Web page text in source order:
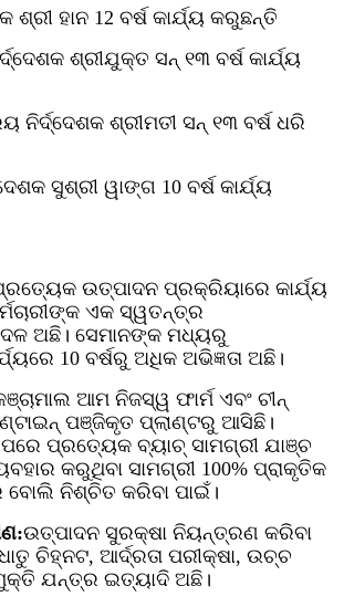
ହାନ 12 ବର୍ଷ କାର୍ଯ୍ୟ କରୁଛନ୍ତି
ଶ୍ରୀଯୁକ୍ତ ସନ୍ ୧୩ ବର୍ଷ କାର୍ଯ୍ୟ
ନିର୍ଦ୍ଦେଶକ ଶ୍ରୀମତୀ ସନ୍ ୧୩ ବର୍ଷ ଧରି
ସୁଶ୍ରୀ ୱାଙ୍ଗ 10 ବର୍ଷ କାର୍ଯ୍ୟ
ପ୍ରତ୍ୟେକ ଉତ୍ପାଦନ ପ୍ରକ୍ରିୟାରେ କାର୍ଯ୍ୟ
ଏକ ସ୍ୱତନ୍ତ୍ର
ଅଛି। ସେମାନଙ୍କ ମଧ୍ୟରୁ
10 ବର୍ଷରୁ ଅଧିକ ଅଭିଜ୍ଞତା ଅଛି।
ଆମ ନିଜସ୍ୱ ଫାର୍ମ ଏବଂ ଚୀନ୍
ପଞ୍ଜିକୃତ ପ୍ଲାଣ୍ଟରୁ ଆସିଛି।
ପରେ ପ୍ରତ୍ୟେକ ବ୍ୟାଚ୍ ସାମଗ୍ରୀ ଯାଞ୍ଚ
କରୁଥିବା ସାମଗ୍ରୀ 100% ପ୍ରାକୃତିକ
ବୋଲି ନିଶ୍ଚିତ କରିବା ପାଇଁ।
ଉତ୍ପାଦନ ସୁରକ୍ଷା ନିୟନ୍ତ୍ରଣ କରିବା
ଚିହ୍ନଟ, ଆର୍ଦ୍ରତା ପରୀକ୍ଷା, ଉଚ୍ଚ
ଯନ୍ତ୍ର ଇତ୍ୟାଦି ଅଛି।